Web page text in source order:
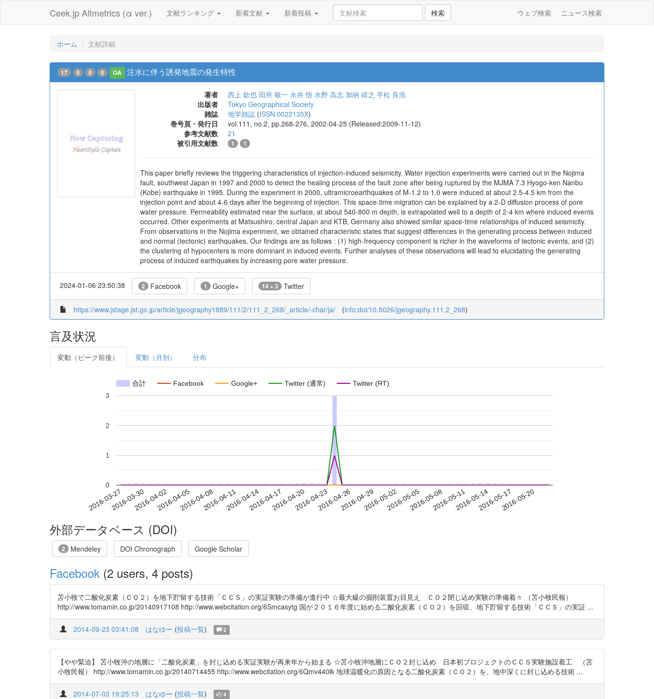
Ceek.jp Altmetrics (α ver.) 文献ランキング 新着文献 新着投稿 検索 ウェブ検索 ニュース検索
ホーム 文献詳細
17 0 0 0 OA 注水に伴う誘発地震の発生特性
著者 西上 欽也 田所 敬一 永井 悟 水野 高志 加納 靖之 平松 良浩
出版者
Tokyo Geographical Society
雑誌
地学雑誌 (ISSN:0022135X)
巻号頁・発行日
vol.111, no.2, pp.268-276, 2002-04-25 (Released:2009-11-12)
参考文献数
21
被引用文献数
1 1
This paper briefly reviews the triggering characteristics of injection-induced seismicity. Water injection experiments were carried out in the Nojima
fault, southwest Japan in 1997 and 2000 to detect the healing process of the fault zone after being ruptured by the MJMA 7.3 Hyogo-ken Nanbu
(Kobe) earthquake in 1995. During the experiment in 2000, ultramicroearthquakes of M-1.2 to 1.0 were induced at about 2.5-4.5 km from the
injection point and about 4-6 days after the beginning of injection. This space-time migration can be explained by a 2-D diffusion process of pore
water pressure. Permeability estimated near the surface, at about 540-800 m depth, is extrapolated well to a depth of 2-4 km where induced events
occurred. Other experiments at Matsushiro, central Japan and KTB, Germany also showed similar space-time relationships of induced seismicity.
From observations in the Nojima experiment, we obtained characteristic states that suggest differences in the generating process between induced
and normal (tectonic) earthquakes. Our findings are as follows : (1) high-frequency component is richer in the waveforms of tectonic events, and (2)
the clustering of hypocenters is more dominant in induced events. Further analyses of these observations will lead to elucidating the generating
process of induced earthquakes by increasing pore water pressure.
2024-01-06 23:50:38 2 Facebook 1 Google+ 14 + 3 Twitter
https://www.jstage.jst.go.jp/article/jgeography1889/111/2/111_2_268/_article/-char/ja/ (info:doi/10.5026/jgeography.111.2_268)
言及状況
変動（ピーク前後） 変動（月別） 分布
合計 Facebook Google+ Twitter (通常) Twitter (RT)
2016-03-272016-03-302016-04-022016-04-052016-04-082016-04-112016-04-142016-04-172016-04-202016-04-232016-04-262016-04-292016-05-022016-05-052016-05-082016-05-112016-05-142016-05-172016-05-20
0
1
2
3
外部データベース (DOI)
2 Mendeley DOI Chronograph Google Scholar
Facebook (2 users, 4 posts)
苫小牧で二酸化炭素（ＣＯ２）を地下貯留する技術「ＣＣＳ」の実証実験の準備が進行中 ☆最大級の掘削装置お目見え ＣＯ２閉じ込め実験の準備着々 （苫小牧民報）
http://www.tomamin.co.jp/20140917108 http://www.webcitation.org/6Smcasytg 国が２０１６年度に始める二酸化炭素（ＣＯ２）を回収、地下貯留する技術「ＣＣＳ」の実証 ...
2014-09-23 03:41:08 はなゆー (投稿一覧) 2
【やや緊迫】 苫小牧沖の地層に「二酸化炭素」を封じ込める実証実験が再来年から始まる ☆苫小牧沖地層にＣＯ２封じ込め 日本初プロジェクトのＣＣＳ実験施設着工 （苫
小牧民報） http://www.tomamin.co.jp/20140714455 http://www.webcitation.org/6Qmv440lk 地球温暖化の原因となる二酸化炭素（ＣＯ２）を、地中深くに封じ込める技術 ...
2014-07-03 19:25:13 はなゆー (投稿一覧) 4